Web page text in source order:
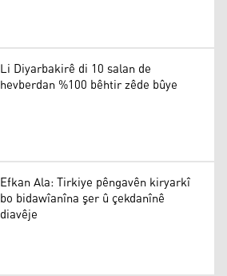
Li Diyarbakirê di 10 salan de
hevberdan %100 bêhtir zêde bûye
Efkan Ala: Tirkiye pêngavên kiryarkî
bo bidawîanîna şer û çekdanînê
diavêje